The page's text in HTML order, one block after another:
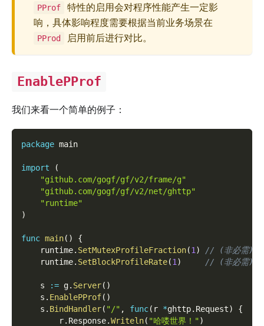
PProf
特性的启用会对程序性能产生一定影
响，具体影响程度需要根据当前业务场景在
PProd 启用前后进行对比。
EnablePProf
我们来看一个简单的例子：
package main
import
(
"github.com/gogf/gf/v2/frame/g"
"github.com/gogf/gf/v2/net/ghttp"
"runtime"
)
func main( )
{
    runtime
. SetMutexProfileFraction(1 )
// (非必需)开
    runtime
. SetBlockProfileRate(1 ) // (非必需)开
    s
:= g. Server( )
    s
. EnablePProf( )
    s
. BindHandler( "/" , func( r *ghttp. Request)
{
        r
. Response.Writeln( "哈喽世界！")